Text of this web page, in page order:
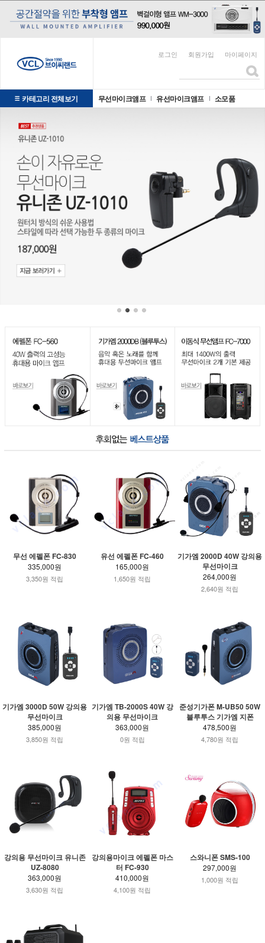
로그인 회원가입 마이페이지
카테고리 전체보기 무선마이크앰프 유선마이크앰프 소모품
무선 에펠폰 FC-830
335,000원
3,350원 적립
유선 에펠폰 FC-460
165,000원
1,650원 적립
기가엠 2000D 40W 강의용
무선마이크
264,000원
2,640원 적립
기가엠 3000D 50W 강의용
무선마이크
385,000원
3,850원 적립
기가엠 TB-2000S 40W 강
의용 무선마이크
363,000원
0원 적립
준성기가폰 M-UB50 50W
블루투스 기가엠 지폰
478,500원
4,780원 적립
강의용 무선마이크 유니존
UZ-8080
363,000원
3,630원 적립
강의용마이크 에펠폰 마스
터 FC-930
410,000원
4,100원 적립
스와니폰 SMS-100
297,000원
1,000원 적립